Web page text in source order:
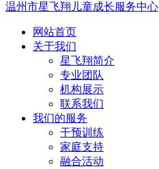
温州市星飞翔儿童成长服务中心
网站首页
关于我们
​星飞翔简介
专业团队
机构展示
联系我们
我们的服务
干预训练
家庭支持
融合活动